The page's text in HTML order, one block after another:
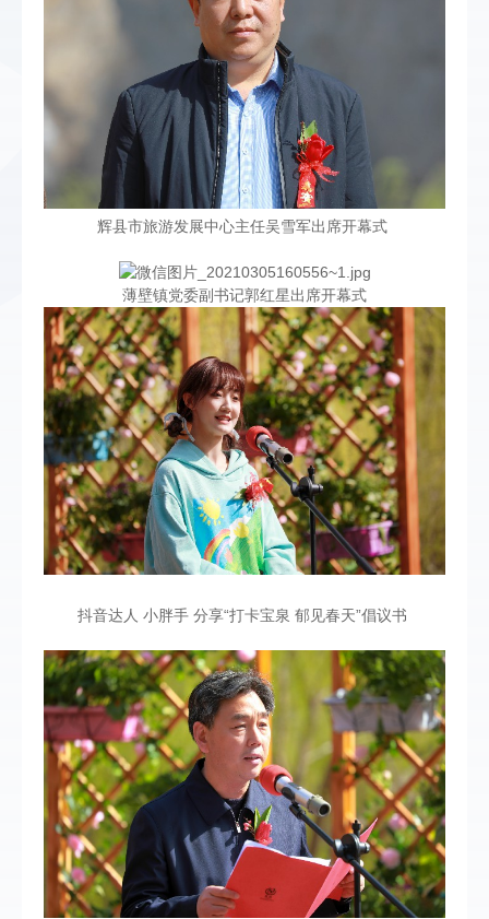
辉县市旅游发展中心主任吴雪军出席开幕式
薄壁镇党委副书记郭红星出席开幕式
抖音达人 小胖手 分享“打卡宝泉 郁见春天”倡议书